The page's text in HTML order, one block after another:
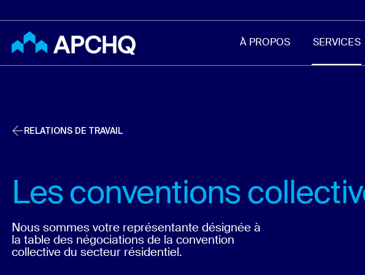
À PROPOS SERVICES
RELATIONS DE TRAVAIL
Les conventions
Nous sommes votre représentante désignée à
la table des négociations de la convention
collective du secteur résidentiel.